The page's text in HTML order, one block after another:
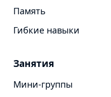
Память
Гибкие навыки
Занятия
Мини-группы